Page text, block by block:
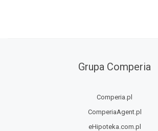
Grupa Comperia
Comperia.pl
ComperiaAgent.pl
eHipoteka.com.pl